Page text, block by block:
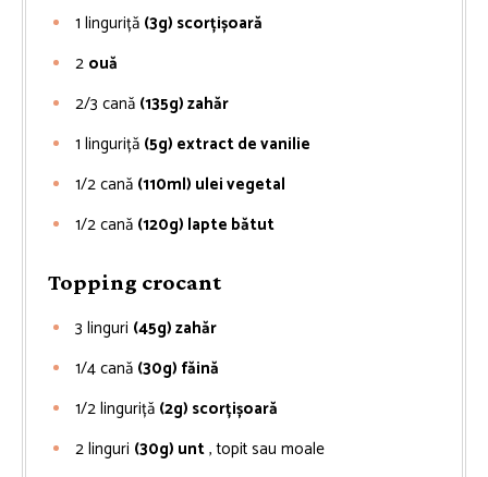
1 linguriță (3g) scorțișoară
2 ouă
2/3 cană (135g) zahăr
1 linguriță (5g) extract de vanilie
1/2cană (110ml) ulei vegetal
1/2cană (120g) lapte bătut
Topping crocant
3 linguri (45g) zahăr
1/4cană (30g) făină
1/2linguriță (2g) scorțișoară
2linguri (30g) unt, topit sau moale